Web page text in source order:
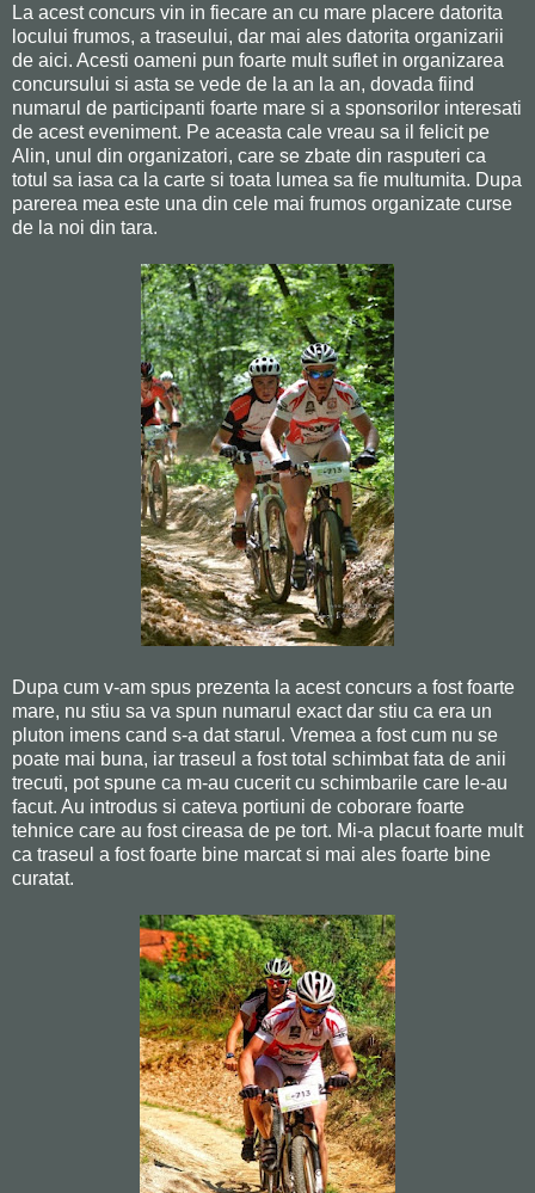
La acest concurs vin in fiecare an cu mare placere datorita
locului frumos, a traseului, dar mai ales datorita organizarii
de aici. Acesti oameni pun foarte mult suflet in organizarea
concursului si asta se vede de la an la an, dovada fiind
numarul de participanti foarte mare si a sponsorilor interesati
de acest eveniment. Pe aceasta cale vreau sa il felicit pe
Alin, unul din organizatori, care se zbate din rasputeri ca
totul sa iasa ca la carte si toata lumea sa fie multumita. Dupa
parerea mea este una din cele mai frumos organizate curse
de la noi din tara.
Dupa cum v-am spus prezenta la acest concurs a fost foarte
mare, nu stiu sa va spun numarul exact dar stiu ca era un
pluton imens cand s-a dat starul. Vremea a fost cum nu se
poate mai buna, iar traseul a fost total schimbat fata de anii
trecuti, pot spune ca m-au cucerit cu schimbarile care le-au
facut. Au introdus si cateva portiuni de coborare foarte
tehnice care au fost cireasa de pe tort. Mi-a placut foarte mult
ca traseul a fost foarte bine marcat si mai ales foarte bine
curatat.